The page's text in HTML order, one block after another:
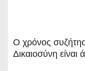
Ο χρόνος
Δικαιοσύνη είναι